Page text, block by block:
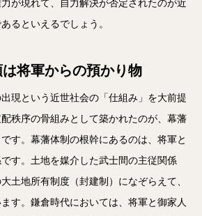
が現れて、自力解決が否定されたのが近
るといえるでしょう。
将軍からの預かり物
現という近世社会の「仕組み」を大前提
秩序の骨組みとして築かれたのが、幕藩
す。幕藩体制の根幹にあるのは、将軍と
す。土地を媒介した武士間の主従関係
土地所有制度（封建制）になぞらえて、
す。鎌倉時代においては、将軍と御家人